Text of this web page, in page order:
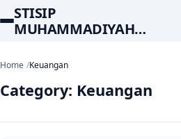
STISIP
MUHAMMADIYAH
Home Keuangan
Category: Keuangan